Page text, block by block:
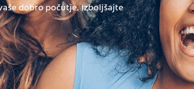
dobro počutje. Izboljšajte